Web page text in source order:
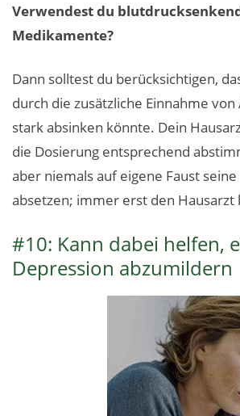
Verwendest du
Medikamente?
Dann solltest du berücksichtigen,
durch die zusätzliche Einnahme von
stark absinken könnte. Dein
die Dosierung entsprechend
aber niemals auf eigene Faust
absetzen; immer erst den Hausarzt
#10: Kann dabei helfen,
Depression abzumildern